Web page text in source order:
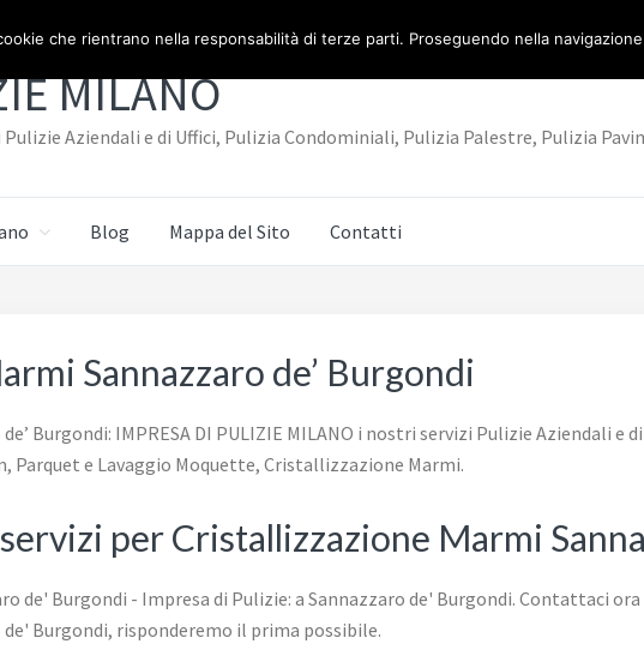
MILANO
Pulizie Aziendali e di Uffici, Pulizia Condominiali, Pulizia Palestre, Pulizia
Blog Mappa del Sito Contatti
Sannazzaro de’ Burgondi
Burgondi: IMPRESA DI PULIZIE MILANO i nostri servizi Pulizie Aziendali e
Parquet e Lavaggio Moquette, Cristallizzazione Marmi.
per Cristallizzazione Marmi
che rientrano nella responsabilità di terze parti. Proseguendo nella